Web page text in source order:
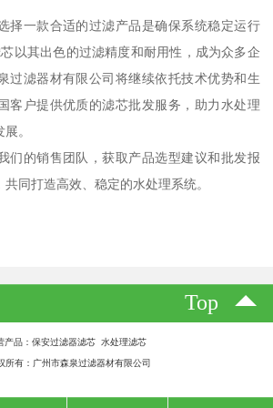
择一款合适的过滤产品是确保系统稳定运行
以其出色的过滤精度和耐用性，成为众多企
过滤器材有限公司将继续依托技术优势和生
客户提供优质的滤芯批发服务，助力水处理
。
们的销售团队，获取产品选型建议和批发报
同打造高效、稳定的水处理系统。
Top
产品：保安过滤器滤芯 水处理滤芯
所有：广州市森泉过滤器材有限公司